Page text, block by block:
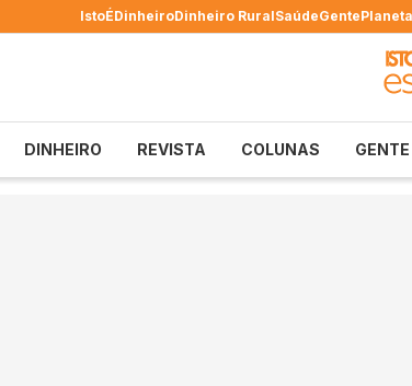
IstoÉDinheiroDinheiro RuralSaúdeGentePlaneta
DINHEIRO REVISTA COLUNAS GENTE